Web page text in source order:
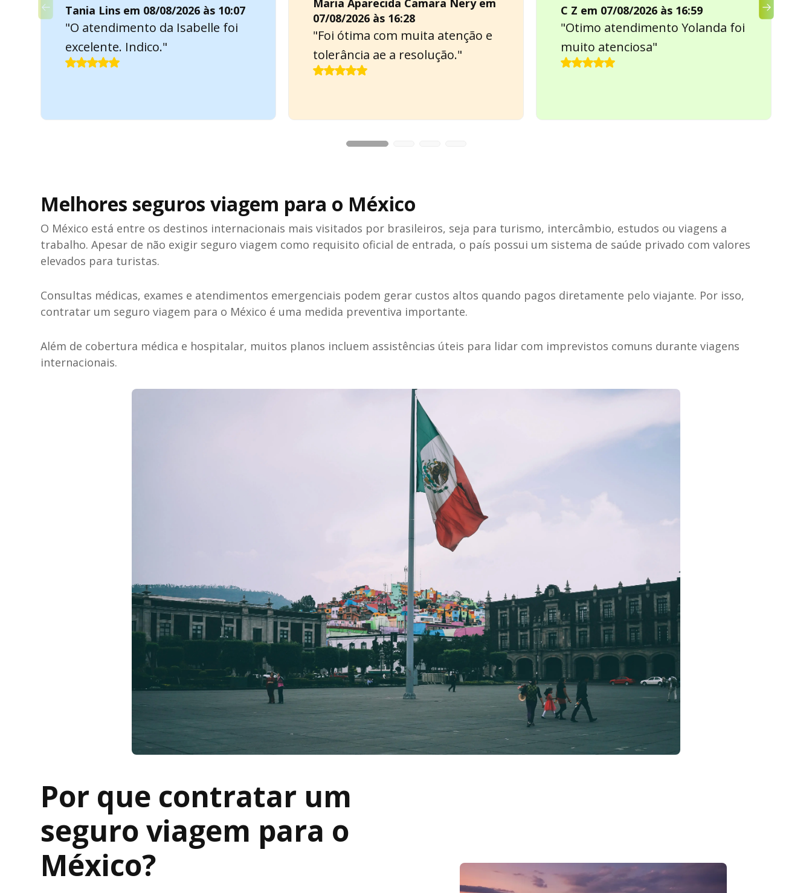
Tania Lins em 08/08/2026 às 10:07
"O atendimento da Isabelle foi
excelente. Indico."
07/08/2026 às 16:28
"Foi ótima com muita atenção e
tolerância ae a resolução."
C Z em 07/08/2026 às 16:59
"Otimo atendimento Yolanda foi
muito atenciosa"
Melhores seguros viagem para o México
O México está entre os destinos internacionais mais visitados por brasileiros, seja para turismo, intercâmbio, estudos ou viagens a
trabalho. Apesar de não exigir seguro viagem como requisito oficial de entrada, o país possui um sistema de saúde privado com valores
elevados para turistas.
Consultas médicas, exames e atendimentos emergenciais podem gerar custos altos quando pagos diretamente pelo viajante. Por isso,
contratar um seguro viagem para o México é uma medida preventiva importante.
Além de cobertura médica e hospitalar, muitos planos incluem assistências úteis para lidar com imprevistos comuns durante viagens
internacionais.
Por que contratar um
seguro viagem para o
México?